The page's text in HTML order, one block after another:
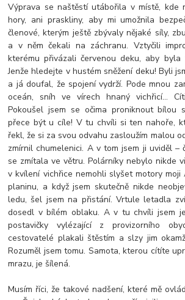
Výprava se naštěstí utábořila v místě, kde
hory, ani praskliny, aby mi umožnila
členové, kterým ještě zbývaly nějaké síly,
a v něm čekali na záchranu. Vztyčili
kterému přivázali červenou deku, aby
Jenže hledejte v hustém sněžení deku! Byli
a já doufal, že spojení vydrží. Pode mnou
oceán, sníh ve vírech hnaný vichřicí…
Pokoušel jsem se očima proniknout bílou
přece být u cíle! V tu chvíli si ten nahoře,
řekl, že si za svou odvahu zasloužím malou
zmírnil chumelenici. A v tom jsem ji uviděl –
se zmítala ve větru. Polárníky nebylo nikde
v kvílení vichřice nemohli slyšet motory moji
planinu, a když jsem skutečně nikde
ledu, šel jsem na přistání. Vrtule letadla
dosedl v bílém oblaku. A v tu chvíli jsem
postavičky vylézající z provizorního
cestovatelé plakali štěstím a slzy jim
Rozuměl jsem tomu. Samota, kterou cítíte
mrazu, je šílená.
Musím říci, že takové nadšení, které mě